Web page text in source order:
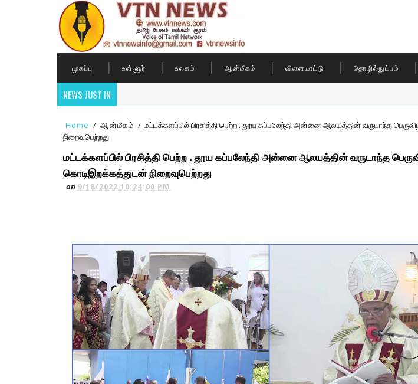
முகப்பு உள்ளூர் உலகம் ஆன்மீகம் விளையாட்டு தொழில்நுட்பம்
NEWS JUST IN
Home / ஆன்மீகம் / மட்டக்களப்பில் பிரசித்தி பெற்ற . தூய கப்பலேந்தி அன்னை ஆலயத்தின் வருடாந்த
நிறைவுபெற்றது
மட்டக்களப்பில் பிரசித்தி பெற்ற . தூய கப்பலேந்தி அன்னை ஆலயத்தின் வருடாந்த
கொடிஇறக்கத்துடன் நிறைவுபெற்றது
on 9/18/2022 10:24:00 PM